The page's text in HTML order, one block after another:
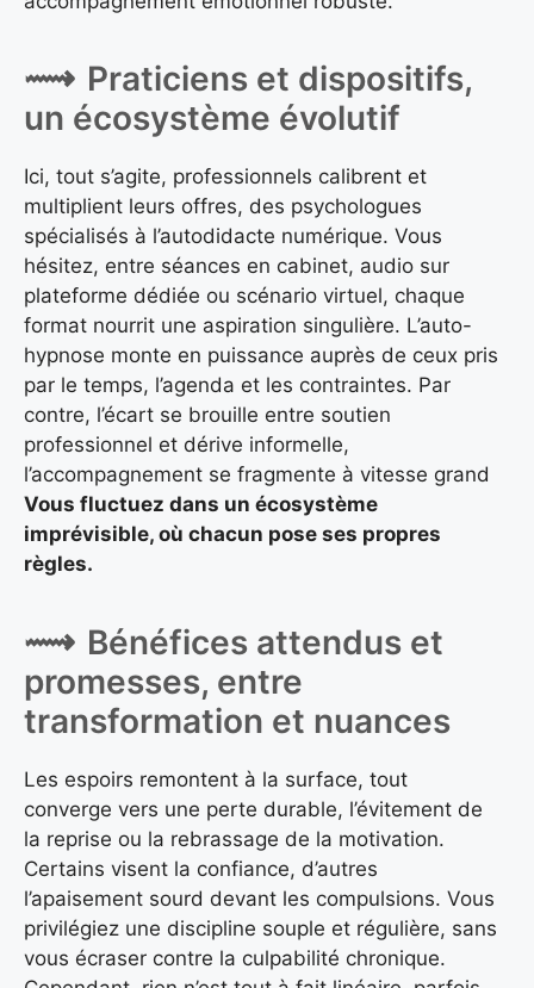
Praticiens et dispositifs,
un écosystème évolutif
Ici, tout s’agite, professionnels calibrent et
multiplient leurs offres, des psychologues
spécialisés à l’autodidacte numérique. Vous
hésitez, entre séances en cabinet, audio sur
plateforme dédiée ou scénario virtuel, chaque
format nourrit une aspiration singulière. L’auto-
hypnose monte en puissance auprès de ceux pris
par le temps, l’agenda et les contraintes. Par
contre, l’écart se brouille entre soutien
professionnel et dérive informelle,
l’accompagnement se fragmente à vitesse grand
Vous fluctuez dans un écosystème
imprévisible, où chacun pose ses propres
règles.
Bénéfices attendus et
promesses, entre
transformation et nuances
Les espoirs remontent à la surface, tout
converge vers une perte durable, l’évitement de
la reprise ou la rebrassage de la motivation.
Certains visent la confiance, d’autres
l’apaisement sourd devant les compulsions. Vous
privilégiez une discipline souple et régulière, sans
vous écraser contre la culpabilité chronique.